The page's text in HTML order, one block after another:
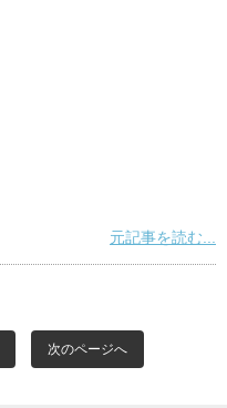
元記事を読む...
次のページへ